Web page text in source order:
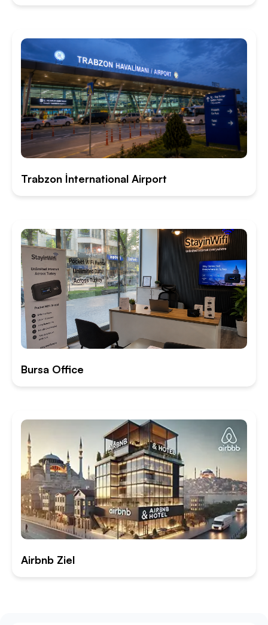
Trabzon İnternational Airport
Bursa Office
Airbnb Ziel